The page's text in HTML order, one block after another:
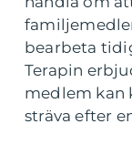
bearbeta
Terapin
medlem kan
sträva efter